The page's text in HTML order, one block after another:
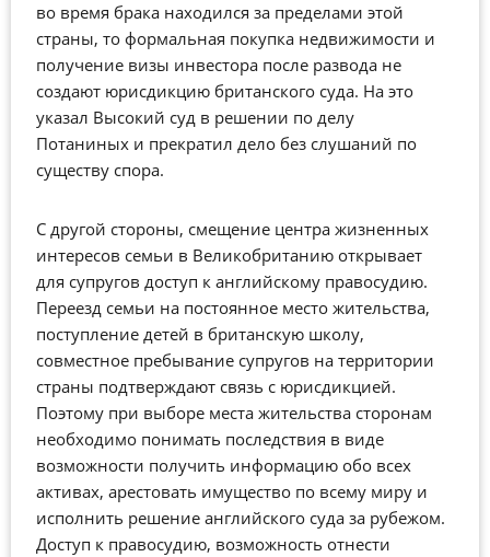
во время брака находился за пределами этой
страны, то формальная покупка недвижимости и
получение визы инвестора после развода не
создают юрисдикцию британского суда. На это
указал Высокий суд в решении по делу
Потаниных и прекратил дело без слушаний по
существу спора.
С другой стороны, смещение центра жизненных
интересов семьи в Великобританию открывает
для супругов доступ к английскому правосудию.
Переезд семьи на постоянное место жительства,
поступление детей в британскую школу,
совместное пребывание супругов на территории
страны подтверждают связь с юрисдикцией.
Поэтому при выборе места жительства сторонам
необходимо понимать последствия в виде
возможности получить информацию обо всех
активах, арестовать имущество по всему миру и
исполнить решение английского суда за рубежом.
Доступ к правосудию, возможность отнести